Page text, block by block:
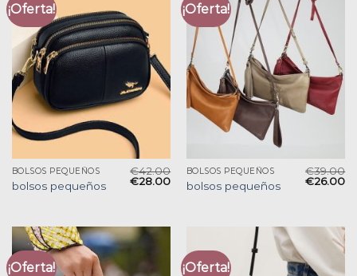
¡Oferta!
BOLSOS PEQUEÑOS
bolsos pequeños
€42.00
€28.00
¡Oferta!
BOLSOS PEQUEÑOS
bolsos pequeños
€39.00
€26.00
¡Oferta! ¡Oferta!